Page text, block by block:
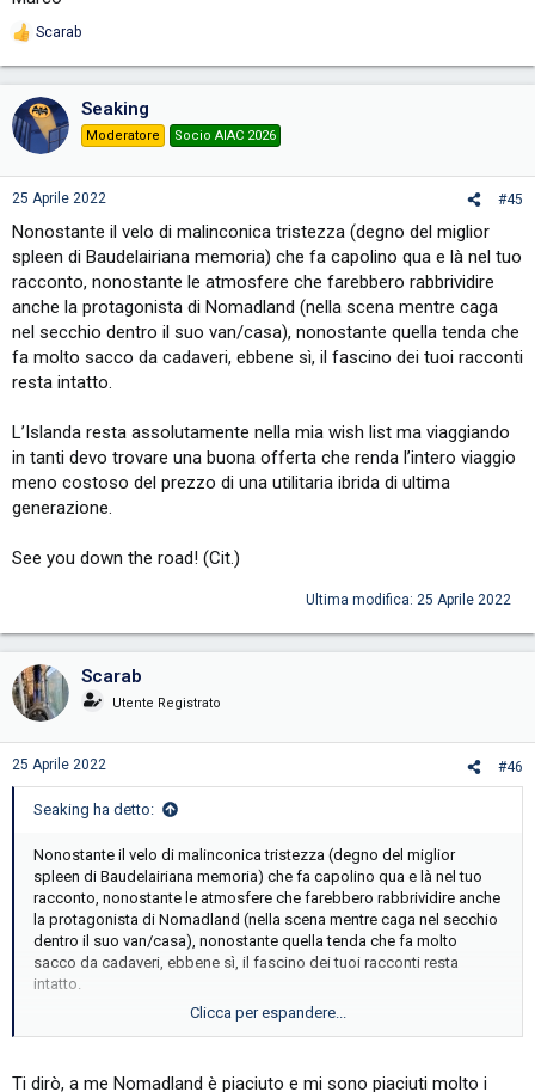
R
t
i
n
s
Scarab
Seaking
Moderatore Socio AIAC 2026
25 Aprile 2022 #45
Nonostante il velo di malinconica tristezza (degno del miglior
spleen di Baudelairiana memoria) che fa capolino qua e là nel tuo
racconto, nonostante le atmosfere che farebbero rabbrividire
anche la protagonista di Nomadland (nella scena mentre caga
nel secchio dentro il suo van/casa), nonostante quella tenda che
fa molto sacco da cadaveri, ebbene sì, il fascino dei tuoi racconti
resta intatto.
L’Islanda resta assolutamente nella mia wish list ma viaggiando
in tanti devo trovare una buona offerta che renda l’intero viaggio
meno costoso del prezzo di una utilitaria ibrida di ultima
generazione.
See you down the road! (Cit.)
Ultima modifica: 25 Aprile 2022
Scarab
Utente Registrato
25 Aprile 2022 #46
Seaking ha detto:
Nonostante il velo di malinconica tristezza (degno del miglior
spleen di Baudelairiana memoria) che fa capolino qua e là nel tuo
racconto, nonostante le atmosfere che farebbero rabbrividire anche
la protagonista di Nomadland (nella scena mentre caga nel secchio
dentro il suo van/casa), nonostante quella tenda che fa molto
sacco da cadaveri, ebbene sì, il fascino dei tuoi racconti resta
intatto.
L’Islanda resta assolutamente nella mia wish list ma viaggiando in
Clicca per espandere...
Ti dirò, a me Nomadland è piaciuto e mi sono piaciuti molto i